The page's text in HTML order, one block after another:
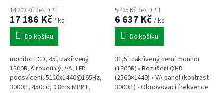
14 203 Kč bez DPH
17 186 Kč / ks
Do košíku
monitor LCD, 45", zakřivený
1500R, širokoúhlý, VA, LED
podsvícení, 5120x1440@165Hz,
3000:1, 450cd, 0.8ms MPRT,
5 485 Kč bez DPH
6 637 Kč / ks
Do košíku
31,5" zakřivený herní monitor
(1500R) • Rozlišení QHD
(2560×1440) • VA panel (kontrast
3000:1) • Obnovovací frekvence